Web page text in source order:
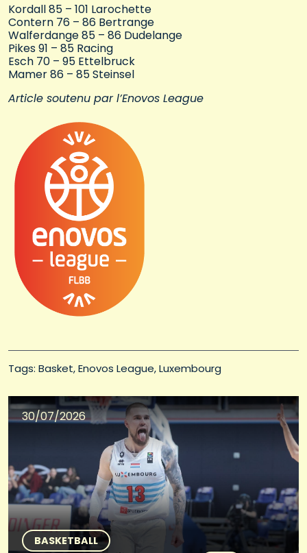
Kordall 85 – 101 Larochette
Contern 76 – 86 Bertrange
Walferdange 85 – 86 Dudelange
Pikes 91 – 85 Racing
Esch 70 – 95 Ettelbruck
Mamer 86 – 85 Steinsel
Article soutenu par l’Enovos League
Tags: Basket Enovos League Luxembourg
30/07/2026
BASKETBALL